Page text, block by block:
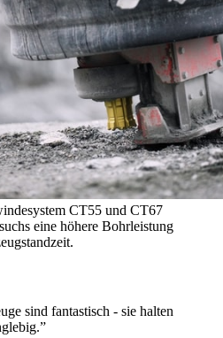
CT55 und CT67
eine höhere Bohrleistung
sind fantastisch - sie halten